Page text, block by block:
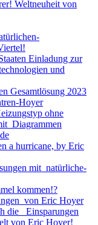
Weltneuheit von
Einladung zur
und
Gesamtlösung 2023
Hoyer
ohne
Diagrammen
a hurricane, by Eric
mit natürliche-
kommen!?
von Eric Hoyer
die Einsparungen
von Eric Hoyer!